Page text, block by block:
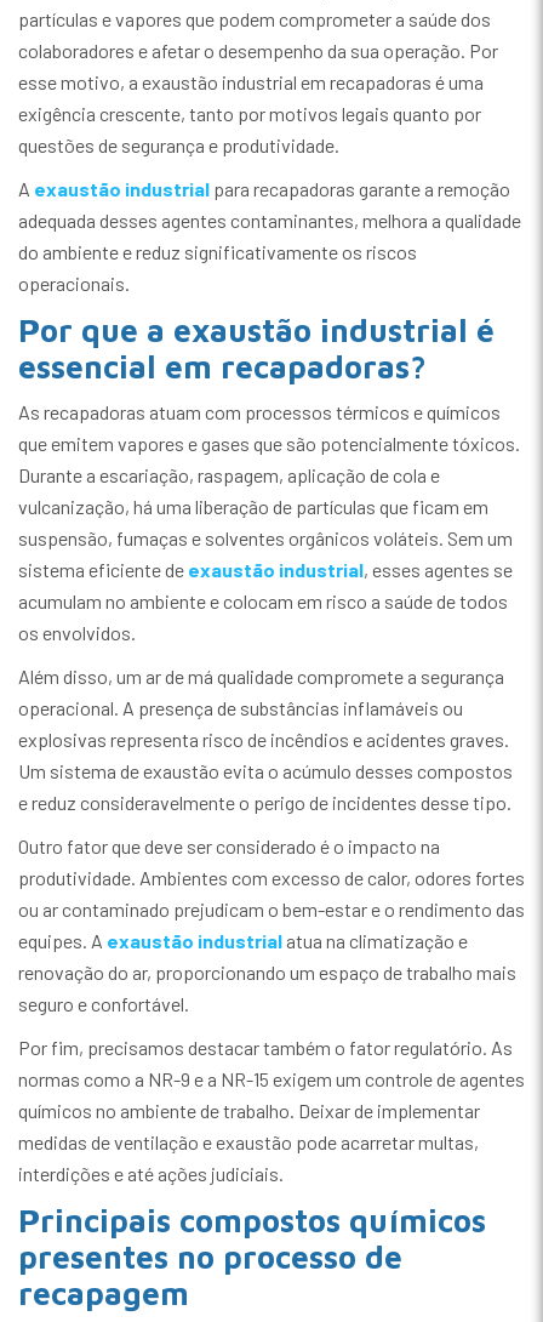
partículas e vapores que podem comprometer a saúde dos
colaboradores e afetar o desempenho da sua operação. Por
esse motivo, a exaustão industrial em recapadoras é uma
exigência crescente, tanto por motivos legais quanto por
questões de segurança e produtividade.
A exaustão industrial para recapadoras garante a remoção
adequada desses agentes contaminantes, melhora a qualidade
do ambiente e reduz significativamente os riscos
operacionais.
Por que a exaustão industrial é
essencial em recapadoras?
As recapadoras atuam com processos térmicos e químicos
que emitem vapores e gases que são potencialmente tóxicos.
Durante a escariação, raspagem, aplicação de cola e
vulcanização, há uma liberação de partículas que ficam em
suspensão, fumaças e solventes orgânicos voláteis. Sem um
sistema eficiente de exaustão industrial, esses agentes se
acumulam no ambiente e colocam em risco a saúde de todos
os envolvidos.
Além disso, um ar de má qualidade compromete a segurança
operacional. A presença de substâncias inflamáveis ou
explosivas representa risco de incêndios e acidentes graves.
Um sistema de exaustão evita o acúmulo desses compostos
e reduz consideravelmente o perigo de incidentes desse tipo.
Outro fator que deve ser considerado é o impacto na
produtividade. Ambientes com excesso de calor, odores fortes
ou ar contaminado prejudicam o bem-estar e o rendimento das
equipes. A exaustão industrial atua na climatização e
renovação do ar, proporcionando um espaço de trabalho mais
seguro e confortável.
Por fim, precisamos destacar também o fator regulatório. As
normas como a NR-9 e a NR-15 exigem um controle de agentes
químicos no ambiente de trabalho. Deixar de implementar
medidas de ventilação e exaustão pode acarretar multas,
interdições e até ações judiciais.
Principais compostos químicos
presentes no processo de
recapagem